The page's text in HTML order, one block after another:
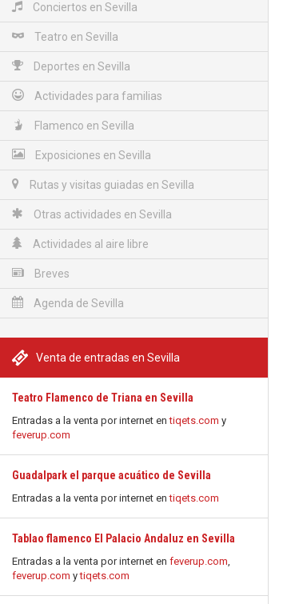
Conciertos en Sevilla
Teatro en Sevilla
Deportes en Sevilla
Actividades para familias
Flamenco en Sevilla
Exposiciones en Sevilla
Rutas y visitas guiadas en Sevilla
Otras actividades en Sevilla
Actividades al aire libre
Breves
Agenda de Sevilla
Venta de entradas en Sevilla
Teatro Flamenco de Triana en Sevilla
Entradas a la venta por internet entiqets.com y
feverup.com
Guadalpark el parque acuático de Sevilla
Entradas a la venta por internet entiqets.com
Tablao flamenco El Palacio Andaluz en Sevilla
Entradas a la venta por internet en feverup.com,
feverup.com ytiqets.com